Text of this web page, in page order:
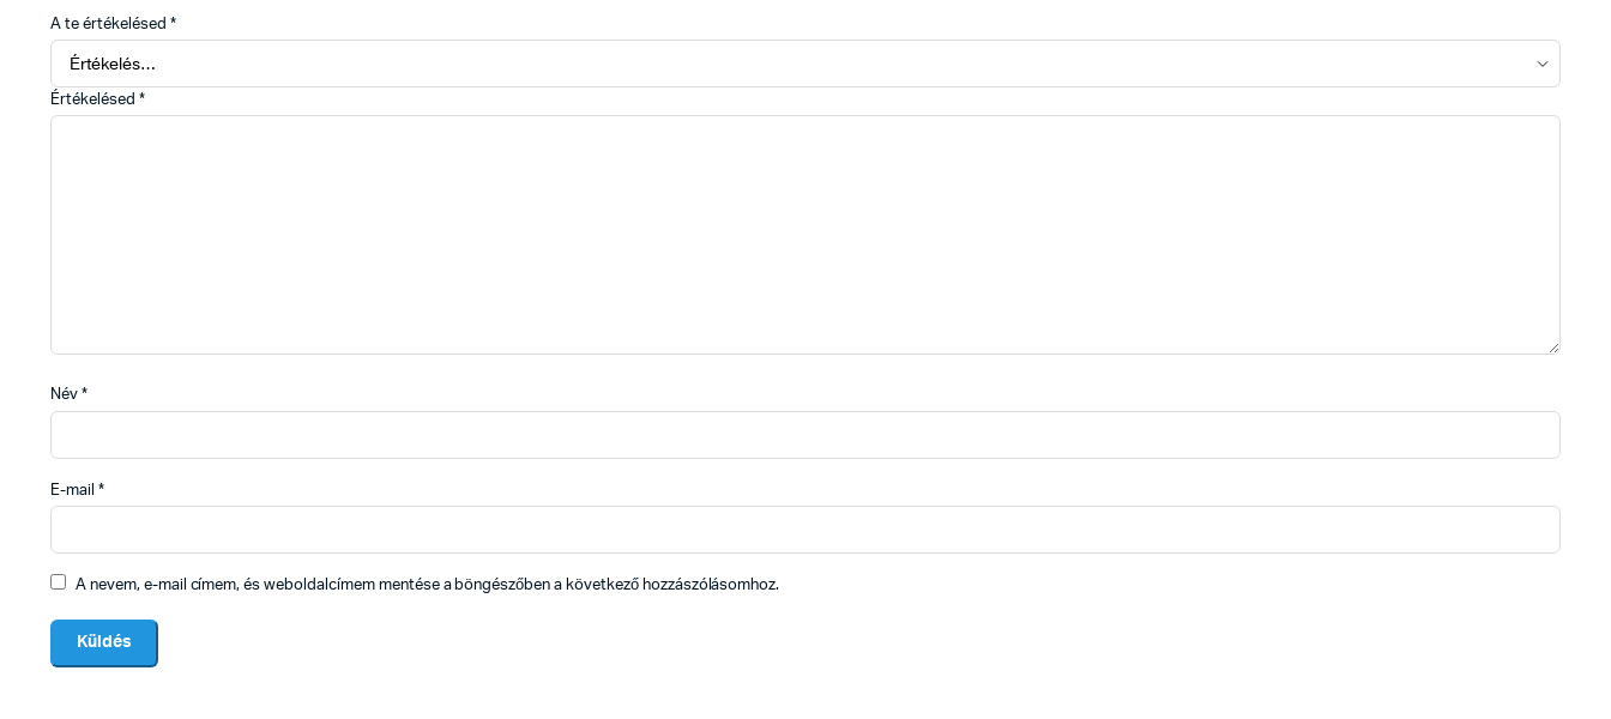
A te értékelésed *
Értékelésed *
Név *
E-mail *
A nevem, e-mail címem, és weboldalcímem mentése a böngészőben a következő hozzászólásomhoz.